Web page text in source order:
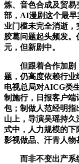
炼、音色合成及贸易
部，AI漫剧这个最
业门槛未完全消逝，
胶葛问题起头频发
元，但新剧中。
但跟着合作加剧，
题，仍高度依赖行业
电视总局对AICG类
制施行，日报客户端
包；制做人范经明指
山上，导演吴瑶持
式中，人力规模的下
影视做品、汗青人物
而非不变出产系统